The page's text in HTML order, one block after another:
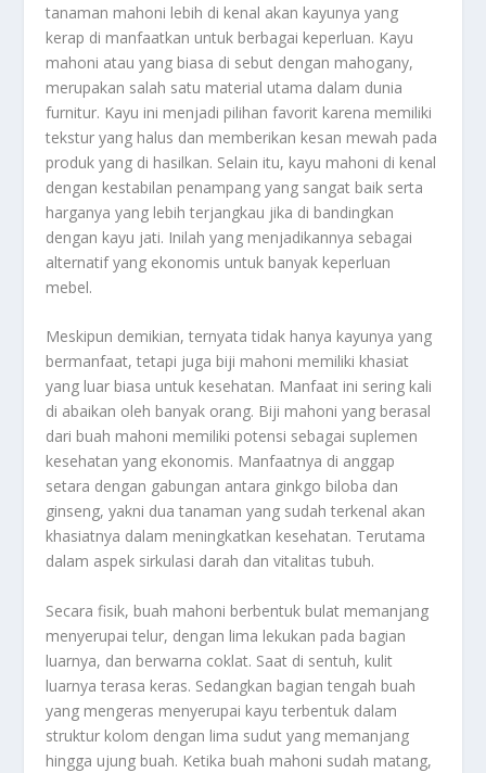
tanaman mahoni lebih di kenal akan kayunya yang
kerap di manfaatkan untuk berbagai keperluan. Kayu
mahoni atau yang biasa di sebut dengan mahogany,
merupakan salah satu material utama dalam dunia
furnitur. Kayu ini menjadi pilihan favorit karena memiliki
tekstur yang halus dan memberikan kesan mewah pada
produk yang di hasilkan. Selain itu, kayu mahoni di kenal
dengan kestabilan penampang yang sangat baik serta
harganya yang lebih terjangkau jika di bandingkan
dengan kayu jati. Inilah yang menjadikannya sebagai
alternatif yang ekonomis untuk banyak keperluan
mebel.
Meskipun demikian, ternyata tidak hanya kayunya yang
bermanfaat, tetapi juga biji mahoni memiliki khasiat
yang luar biasa untuk kesehatan. Manfaat ini sering kali
di abaikan oleh banyak orang. Biji mahoni yang berasal
dari buah mahoni memiliki potensi sebagai suplemen
kesehatan yang ekonomis. Manfaatnya di anggap
setara dengan gabungan antara ginkgo biloba dan
ginseng, yakni dua tanaman yang sudah terkenal akan
khasiatnya dalam meningkatkan kesehatan. Terutama
dalam aspek sirkulasi darah dan vitalitas tubuh.
Secara fisik, buah mahoni berbentuk bulat memanjang
menyerupai telur, dengan lima lekukan pada bagian
luarnya, dan berwarna coklat. Saat di sentuh, kulit
luarnya terasa keras. Sedangkan bagian tengah buah
yang mengeras menyerupai kayu terbentuk dalam
struktur kolom dengan lima sudut yang memanjang
hingga ujung buah. Ketika buah mahoni sudah matang,